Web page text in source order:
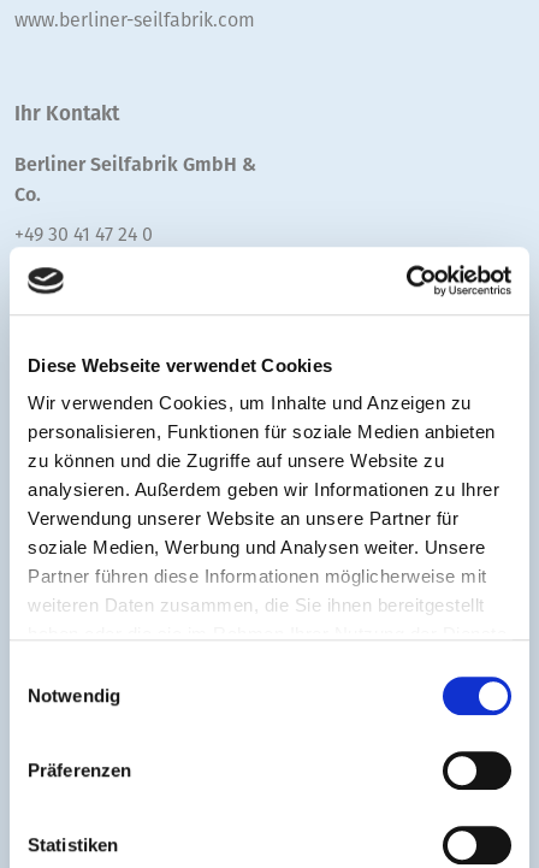
Diese Webseite verwendet Cookies
Wir verwenden Cookies, um Inhalte und Anzeigen zu
personalisieren, Funktionen für soziale Medien anbieten
zu können und die Zugriffe auf unsere Website zu
analysieren. Außerdem geben wir Informationen zu Ihrer
Verwendung unserer Website an unsere Partner für
soziale Medien, Werbung und Analysen weiter. Unsere
Partner führen diese Informationen möglicherweise mit
weiteren Daten zusammen, die Sie ihnen bereitgestellt
Notwendig
Präferenzen
Statistiken
www.berliner-seilfabrik.com
Ihr Kontakt
Berliner Seilfabrik GmbH &
Co.
+49 30 41 47 24 0
E-Mail senden